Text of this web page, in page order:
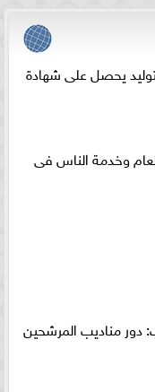
يحصل على شهادة
وخدمة الناس فى
دور مناديب المرشحين